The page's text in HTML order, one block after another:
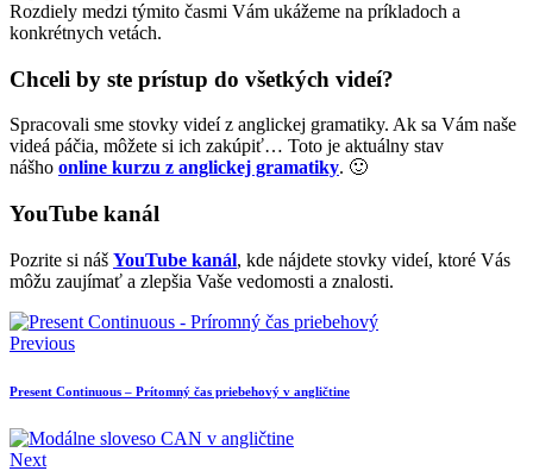
Rozdiely medzi týmito časmi Vám ukážeme na príkladoch a
konkrétnych vetách.
Chceli by ste prístup do všetkých videí?
Spracovali sme stovky videí z anglickej gramatiky. Ak sa Vám naše
videá páčia, môžete si ich zakúpiť… Toto je aktuálny stav
nášho online kurzu z anglickej gramatiky. 🙂
YouTube kanál
Pozrite si náš YouTube kanál, kde nájdete stovky videí, ktoré Vás
môžu zaujímať a zlepšia Vaše vedomosti a znalosti.
Previous
Present Continuous – Prítomný čas priebehový v angličtine
Next